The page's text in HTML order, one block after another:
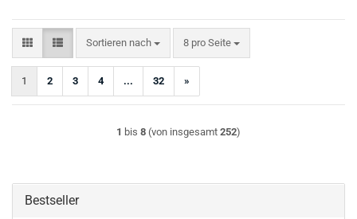
Sortieren nach
Sortieren nach 8 pro Seite
pro Seite
1 2 3 4 ... 32 »
1 bis 8 (von insgesamt 252)
Bestseller